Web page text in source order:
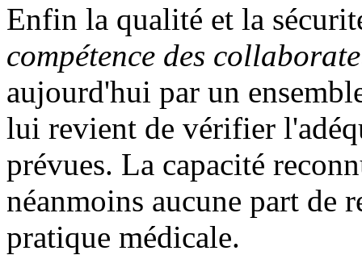
Enfin la qualité et la
compétence des
aujourd'hui par un
lui revient de vérifier
prévues. La capacité
néanmoins aucune part de
pratique médicale.